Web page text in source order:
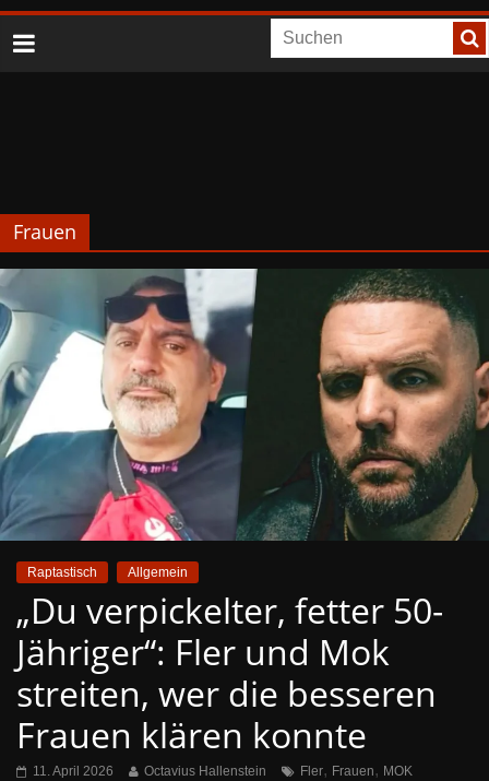
Frauen
Raptastisch Allgemein
„Du verpickelter, fetter 50-
Jähriger“: Fler und Mok
streiten, wer die besseren
Frauen klären konnte
11. April 2026 Octavius Hallenstein Fler, Frauen, MOK